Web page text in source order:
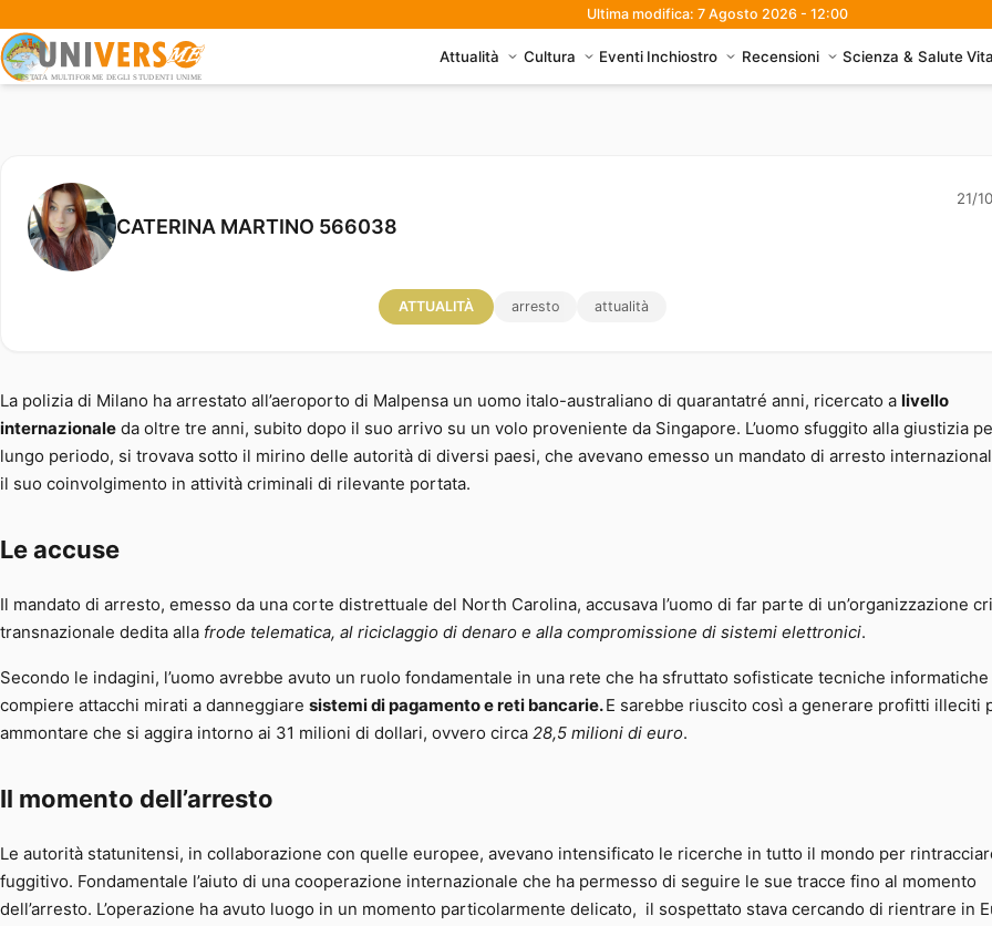
Ultima modifica: 7 Agosto 2026 - 12:00
Attualità Cultura Eventi Inchiostro Recensioni Scienza & Salute
Arrestato a Malpensa truffatore ricercato in tutto il mondo
CATERINA MARTINO 566038
21/
ATTUALITÀ arresto attualità
La polizia di Milano ha arrestato all’aeroporto di Malpensa un uomo italo-australiano di quarantatré anni, ricercato a livello
internazionale da oltre tre anni, subito dopo il suo arrivo su un volo proveniente da Singapore. L’uomo sfuggito alla giustizia
lungo periodo, si trovava sotto il mirino delle autorità di diversi paesi, che avevano emesso un mandato di arresto
il suo coinvolgimento in attività criminali di rilevante portata.
Le accuse
Il mandato di arresto, emesso da una corte distrettuale del North Carolina, accusava l’uomo di far parte di un’organizzazione
transnazionale dedita alla frode telematica, al riciclaggio di denaro e alla compromissione di sistemi elettronici.
Secondo le indagini, l’uomo avrebbe avuto un ruolo fondamentale in una rete che ha sfruttato sofisticate tecniche
compiere attacchi mirati a danneggiare sistemi di pagamento e reti bancarie.E sarebbe riuscito così a generare profitti illeciti
ammontare che si aggira intorno ai 31 milioni di dollari, ovvero circa 28,5 milioni di euro.
Il momento dell’arresto
Le autorità statunitensi, in collaborazione con quelle europee, avevano intensificato le ricerche in tutto il mondo per
fuggitivo. Fondamentale l’aiuto di una cooperazione internazionale che ha permesso di seguire le sue tracce fino al momento
dell’arresto. L’operazione ha avuto luogo in un momento particolarmente delicato, il sospettato stava cercando di rientrare in